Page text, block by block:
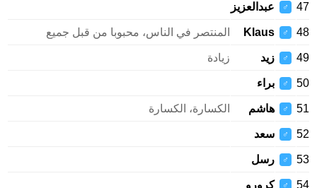
♂ عبدالعزيز
♂
Klaus المنتصر في الناس، محبوبا من قبل جميع
♂ زيد زيادة
♂ براء
♂ هاشم الكسارة، الكسارة
♂ سعد
♂ رسل
♂ كرورو